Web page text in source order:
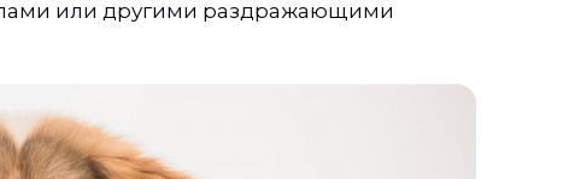
или другими раздражающими